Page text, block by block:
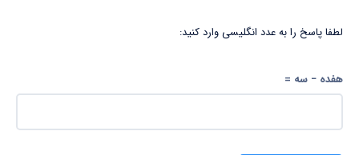
لطفا پاسخ را به عدد انگلیسی وارد کنید:
هفده − سه =